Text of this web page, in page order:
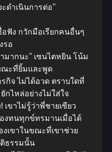
ดำเนินการต่อ”
ฟัง กวักมือเรียกคนอื่นๆ
รอ
มากนะ” เซนไตหยิน โน้ม
ณะที่ยิ้มและพูด
กิจ ไม่ได้อวด ตราบใดที่
กไหล่อย่างไม่ใส่ใจ
เขาไม่รู้ว่าพี่ชายเซียว
งทนทุกข์ทรมานเมื่อได้
งเขาในขณะที่เขาช่วย
ธรรมนั้น